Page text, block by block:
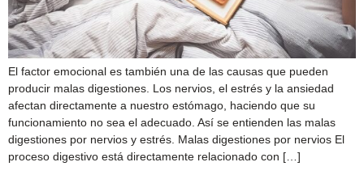
El factor emocional es también una de las causas que pueden
producir malas digestiones. Los nervios, el estrés y la ansiedad
afectan directamente a nuestro estómago, haciendo que su
funcionamiento no sea el adecuado. Así se entienden las malas
digestiones por nervios y estrés. Malas digestiones por nervios El
proceso digestivo está directamente relacionado con […]